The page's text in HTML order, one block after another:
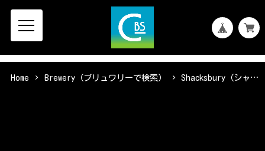
Home Brewery（ブリュワリーで検索） Shacksbury（シャックスバリー）